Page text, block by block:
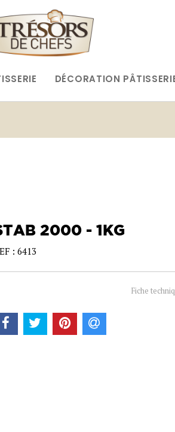
DÉCORATION
2000 - 1KG
: 6413
Fiche